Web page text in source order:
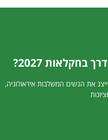
2027?
את הנשים המשלבות אידאולוגיה,
לחקלאות